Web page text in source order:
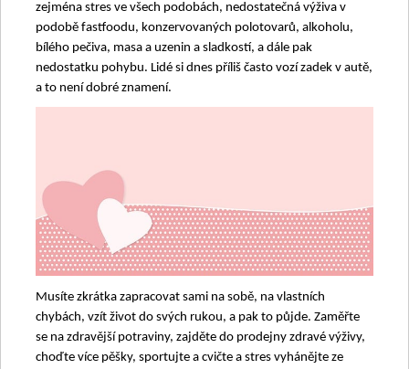
zejména stres ve všech podobách, nedostatečná výživa v
podobě fastfoodu, konzervovaných polotovarů, alkoholu,
bílého pečiva, masa a uzenin a sladkostí, a dále pak
nedostatku pohybu. Lidé si dnes příliš často vozí zadek v autě,
a to není dobré znamení.
Musíte zkrátka zapracovat sami na sobě, na vlastních
chybách, vzít život do svých rukou, a pak to půjde. Zaměřte
se na zdravější potraviny, zajděte do prodejny zdravé výživy,
choďte více pěšky, sportujte a cvičte a stres vyhánějte ze